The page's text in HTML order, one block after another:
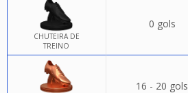
CHUTEIRA DE
TREINO
0 gols
16 - 20 gols